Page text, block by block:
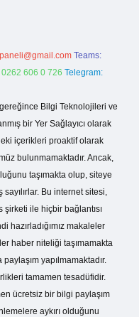
Teams:
606 0 726 Telegram:
Bilgi Teknolojileri ve
bir Yer Sağlayıcı olarak
içerikleri proaktif olarak
bulunmamaktadır. Ancak,
taşımakta olup, siteye
Bu internet sitesi,
şirketi ile hiçbir bağlantısı
hazırladığımız makaleler
haber niteliği taşımamakta
yapılmamaktadır.
tamamen tesadüfidir.
ücretsiz bir bilgi paylaşım
aykırı olduğunu